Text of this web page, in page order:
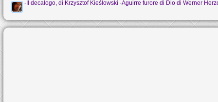
-Il decalogo, di Krzysztof Kieślowski -Aguirre furore di Dio di Werner